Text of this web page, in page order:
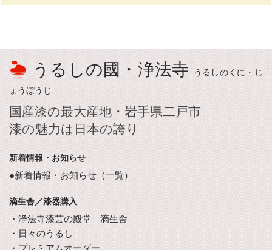
うるしの國・浄法寺
うるしのくに・じ
ょうぼうじ
国産漆の最大産地・岩手県二戸市
漆の魅力は日本の誇り
新着情報・お知らせ
●新着情報・お知らせ（一覧）
滴生舎／漆器購入
・浄法寺漆芸の殿堂 滴生舎
・日々のうるし
・プレミアムオーダー